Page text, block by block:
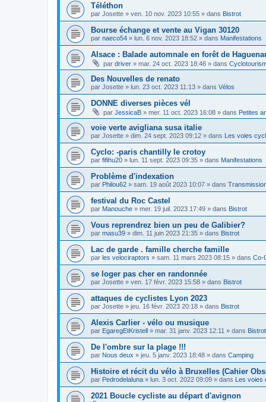
Téléthon
par Josette » ven. 10 nov. 2023 10:55 » dans Bistrot
Bourse échange et vente au Vigan 30120
par naeco54 » lun. 6 nov. 2023 18:52 » dans Manifestations
Alsace : Balade automnale en forêt de
par driver » mar. 24 oct. 2023 18:46 » dans
Des Nouvelles de renato
par Josette » lun. 23 oct. 2023 11:13 » dans Vélos
DONNE diverses pièces vél
par JessicaB » mer. 11 oct. 2023 16:08 » dans Petites
voie verte avigliana susa italie
par Josette » dim. 24 sept. 2023 09:12 » dans Les voies
Cyclo: -paris chantilly le crotoy
par fifihu20 » lun. 11 sept. 2023 09:35 » dans Manifestations
Problème d'indexation
par Philou62 » sam. 19 août 2023 10:07 » dans
festival du Roc Castel
par Manouche » mer. 19 juil. 2023 17:49 » dans Bistrot
Vous reprendrez bien un peu de Galibier?
par masu39 » dim. 11 juin 2023 21:35 » dans Bistrot
Lac de garde . famille cherche famille
par les velociraptors » sam. 11 mars 2023 08:15 » dans Co-
se loger pas cher en randonnée
par Josette » ven. 17 févr. 2023 15:58 » dans Bistrot
attaques de cyclistes Lyon 2023
par Josette » jeu. 16 févr. 2023 20:18 » dans Bistrot
Alexis Carlier - vélo ou musique
par EgaregEtKristell » mar. 31 janv. 2023 12:11 » dans Bistrot
De l'ombre sur la plage !!!
par Nous deux » jeu. 5 janv. 2023 18:48 » dans Camping
Histoire et récit du vélo à Bruxelles (Cahier
par Pedrodelaluna » lun. 3 oct. 2022 09:09 » dans Les voies
2021 Boucle cycliste au départ d'avignon